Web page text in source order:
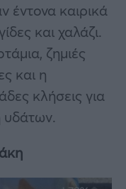
έντονα καιρικά
και χαλάζι.
ζημιές
και η
κλήσεις για
υδάτων.